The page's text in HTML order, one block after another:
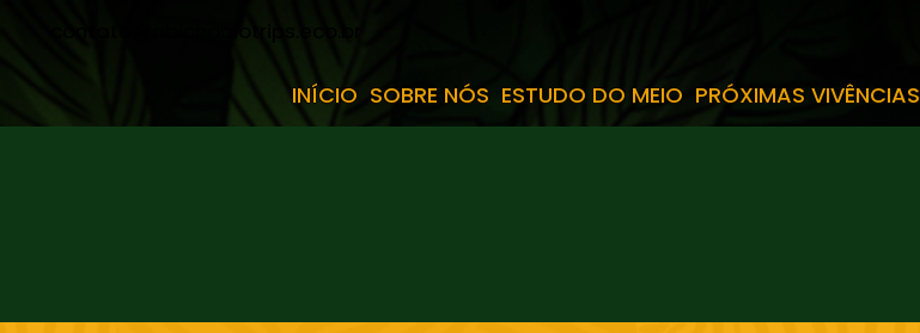
INÍCIO SOBRE NÓS ESTUDO DO MEIO PRÓXIMAS VIVÊNCIAS